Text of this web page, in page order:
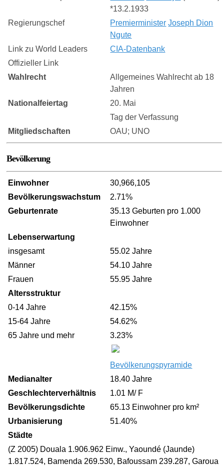
*13.2.1933
Regierungschef
Premierminister Joseph Dion
Ngute
Link zu World Leaders
CIA-Datenbank
Offizieller Link
Wahlrecht
Allgemeines Wahlrecht ab 18
Jahren
Nationalfeiertag
20. Mai
Tag der Verfassung
Mitgliedschaften
OAU; UNO
Bevölkerung
Einwohner
30,966,105
Bevölkerungswachstum
2.71%
Geburtenrate
35.13 Geburten pro 1.000
Einwohner
Lebenserwartung
insgesamt
55.02 Jahre
Männer
54.10 Jahre
Frauen
55.95 Jahre
Altersstruktur
0-14 Jahre
42.15%
15-64 Jahre
54.62%
65 Jahre und mehr
3.23%
Bevölkerungspyramide
Medianalter
18.40 Jahre
Geschlechterverhältnis
1.01 M/ F
Bevölkerungsdichte
65.13 Einwohner pro km²
Urbanisierung
51.40%
Städte
(Z 2005) Douala 1.906.962 Einw., Yaoundé (Jaunde)
1.817.524, Bamenda 269.530, Bafoussam 239.287, Garoua